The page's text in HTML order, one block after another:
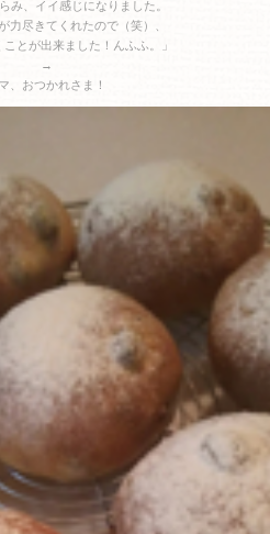
み、イイ感じになりました。
力尽きてくれたので（笑）、
とが出来ました！んふふ。」
→
、おつかれさま！